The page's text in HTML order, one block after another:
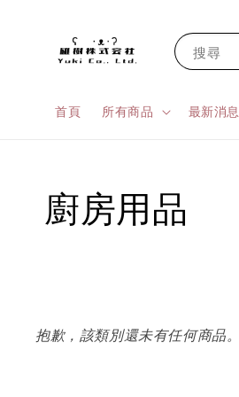
搜尋
首頁 所有商品 最新消息
廚房用品
抱歉，該類別還未有任何商品。